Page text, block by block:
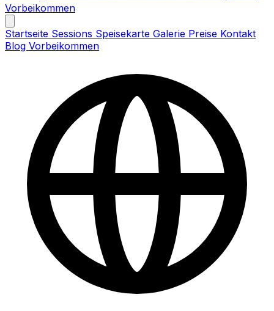
Vorbeikommen
Startseite Sessions Speisekarte Galerie Preise Kontakt
Blog Vorbeikommen